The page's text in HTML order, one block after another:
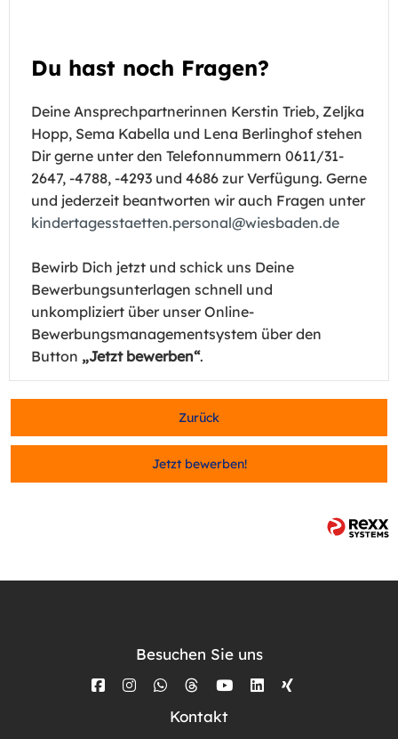
Du hast noch Fragen?
Deine Ansprechpartnerinnen Kerstin Trieb, Zeljka
Hopp, Sema Kabella und Lena Berlinghof stehen
Dir gerne unter den Telefonnummern 0611/31-
2647, -4788, -4293 und 4686 zur Verfügung. Gerne
und jederzeit beantworten wir auch Fragen unter
kindertagesstaetten.personal@wiesbaden.de
Bewirb Dich jetzt und schick uns Deine
Bewerbungsunterlagen schnell und
unkompliziert über unser Online-
Bewerbungsmanagementsystem über den
Button „Jetzt bewerben“.
Zurück
Jetzt bewerben!
Besuchen Sie uns
Kontakt